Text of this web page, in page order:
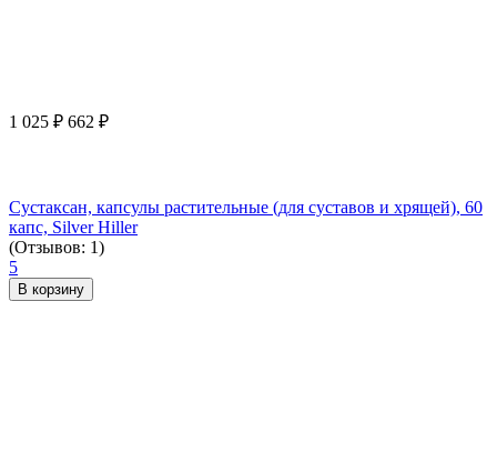
1 025 ₽ 662 ₽
Сустаксан, капсулы растительные (для суставов и хрящей), 60
капс, Silver Hiller
(Отзывов: 1)
5
В корзину